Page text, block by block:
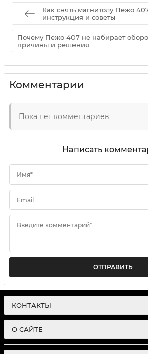
Как снять магнитолу Пежо
инструкция и советы
Почему Пежо 407 не набирает
причины и решения
Комментарии
Пока нет комментариев
Написать
Имя*
Email
Введите комментарий*
ОТПРАВИТЬ
КОНТАКТЫ
О САЙТЕ